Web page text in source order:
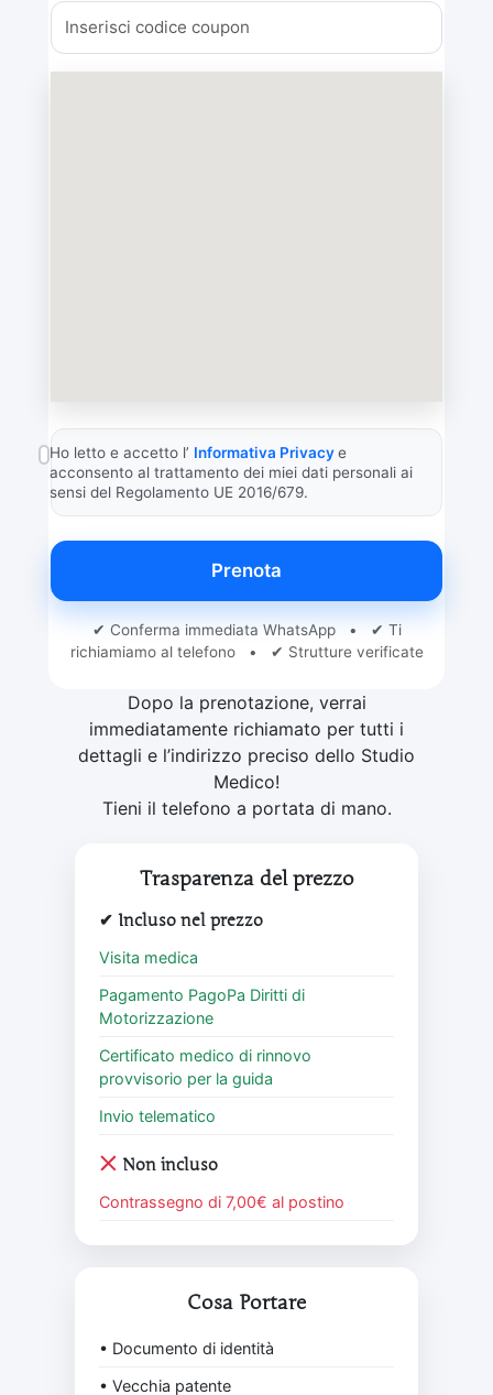
Ho letto e accetto l’ Informativa Privacye
acconsento al trattamento dei miei dati personali ai
sensi del Regolamento UE 2016/679.
Prenota
✔ Conferma immediata WhatsApp • ✔ Ti
richiamiamo al telefono • ✔ Strutture verificate
Dopo la prenotazione, verrai
immediatamente richiamato per tutti i
dettagli e l’indirizzo preciso dello Studio
Medico!
Tieni il telefono a portata di mano.
Trasparenza del prezzo
✔ Incluso nel prezzo
Visita medica
Pagamento PagoPa Diritti di
Motorizzazione
Certificato medico di rinnovo
provvisorio per la guida
Invio telematico
Non incluso
Contrassegno di 7,00€ al postino
Cosa Portare
• Documento di identità
• Vecchia patente